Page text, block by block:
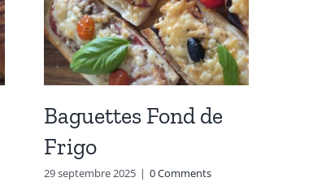
Baguettes Fond de
Frigo
29 septembre 2025 | 0 Comments